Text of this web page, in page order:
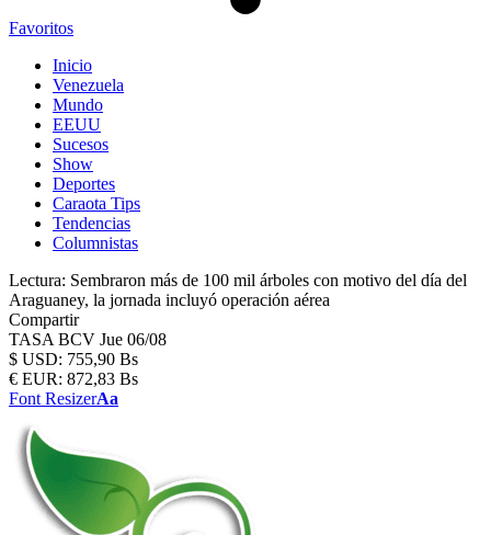
Favoritos
Inicio
Venezuela
Mundo
EEUU
Sucesos
Show
Deportes
Caraota Tips
Tendencias
Columnistas
Lectura: Sembraron más de 100 mil árboles con motivo del día del
Araguaney, la jornada incluyó operación aérea
Compartir
TASA BCV Jue 06/08
$ USD: 755,90 Bs
€ EUR: 872,83 Bs
Font ResizerAa